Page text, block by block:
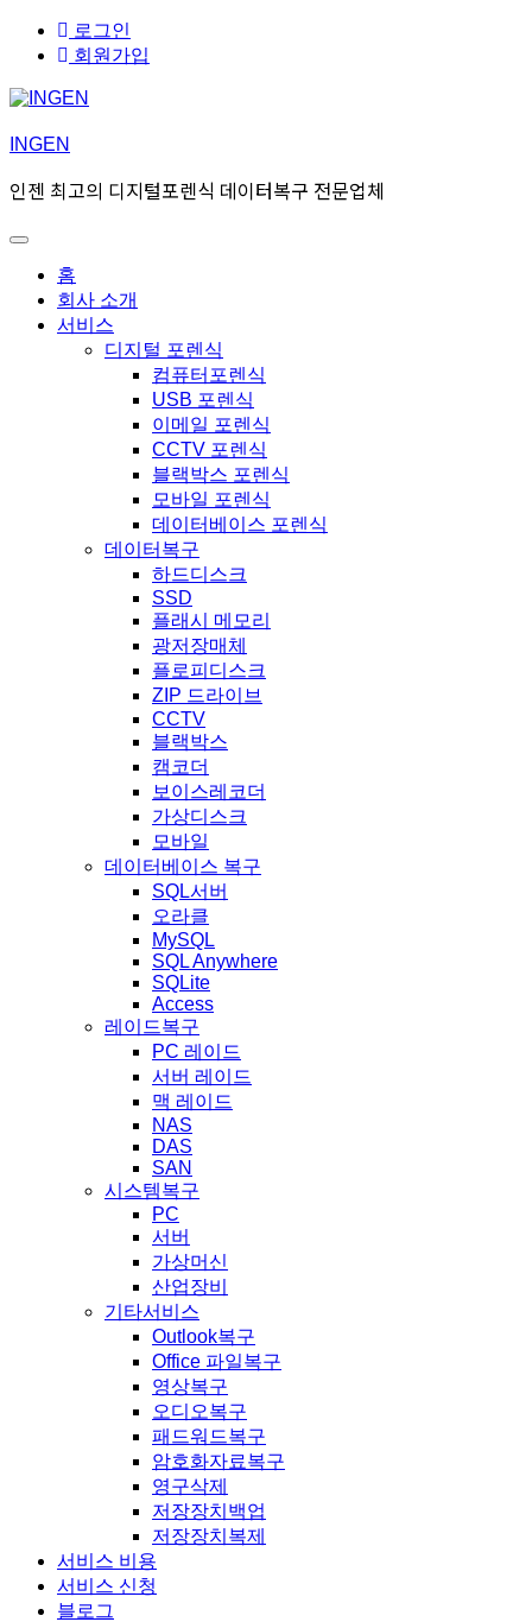
Skip
navigation
Skip
content
로그인
회원가입
INGEN
인젠 최고의 디지털포렌식 데이터복구 전문업체
Toggle
Primary
menu
홈
회사 소개
서비스
디지털 포렌식
컴퓨터포렌식
USB 포렌식
이메일 포렌식
CCTV 포렌식
블랙박스 포렌식
모바일 포렌식
데이터베이스 포렌식
데이터복구
하드디스크
SSD
플래시 메모리
광저장매체
플로피디스크
ZIP 드라이브
CCTV
블랙박스
캠코더
보이스레코더
가상디스크
모바일
데이터베이스 복구
SQL서버
오라클
MySQL
SQL Anywhere
SQLite
Access
레이드복구
PC 레이드
서버 레이드
맥 레이드
NAS
DAS
SAN
시스템복구
PC
서버
가상머신
산업장비
기타서비스
Outlook복구
Office 파일복구
영상복구
오디오복구
패드워드복구
암호화자료복구
영구삭제
저장장치백업
저장장치복제
서비스 비용
서비스 신청
블로그